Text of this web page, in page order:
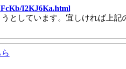
I2KJ6Ka.html
としています。宜しければ上